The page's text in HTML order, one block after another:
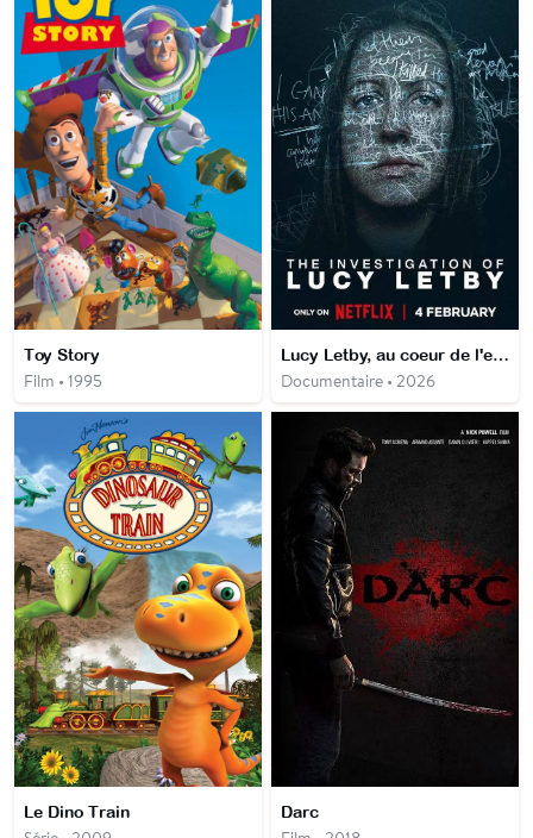
Toy Story
Film • 1995
Lucy Letby, au coeur de l'enquête
Documentaire • 2026
Le Dino Train Darc